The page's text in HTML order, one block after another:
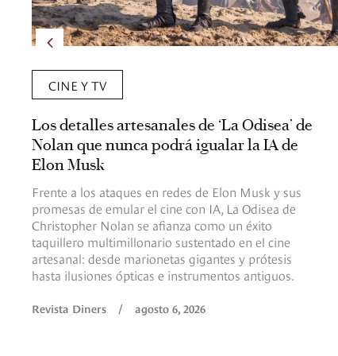
CINE Y TV
Los detalles artesanales de ‘La Odisea’ de
Nolan que nunca podrá igualar la IA de
Elon Musk
Frente a los ataques en redes de Elon Musk y sus
promesas de emular el cine con IA, La Odisea de
Christopher Nolan se afianza como un éxito
taquillero multimillonario sustentado en el cine
artesanal: desde marionetas gigantes y prótesis
hasta ilusiones ópticas e instrumentos antiguos.
Revista Diners / agosto 6, 2026